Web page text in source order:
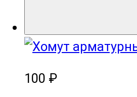
100 ₽